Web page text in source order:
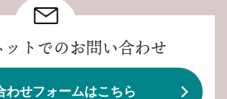
トでのお問い合わせ
わせフォームはこちら